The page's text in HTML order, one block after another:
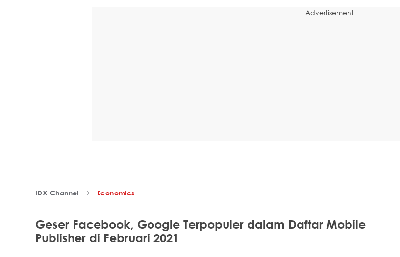
Advertisement
IDX Channel Economics
Geser Facebook, Google Terpopuler dalam Daftar Mobile
Publisher di Februari 2021